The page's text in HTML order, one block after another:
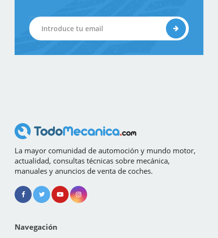
La mayor comunidad de automoción y mundo motor,
actualidad, consultas técnicas sobre mecánica,
manuales y anuncios de venta de coches.
Navegación